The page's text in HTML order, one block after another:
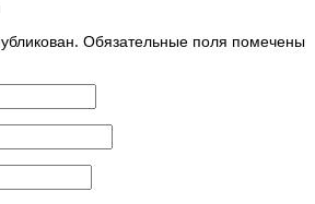
Обязательные поля помечены